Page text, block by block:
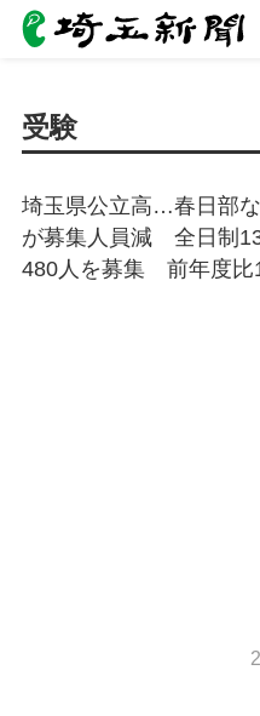
受験
埼玉県公立高…春日部
が募集人員減 全日制
480人を募集 前年度比